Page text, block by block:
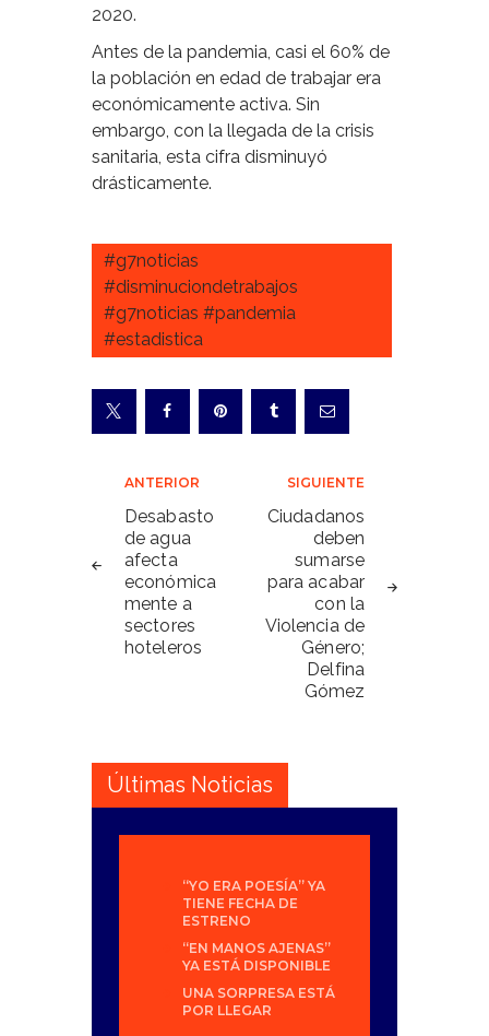
2020.
Antes de la pandemia, casi el 60% de
la población en edad de trabajar era
económicamente activa. Sin
embargo, con la llegada de la crisis
sanitaria, esta cifra disminuyó
drásticamente.
#g7noticias
#disminuciondetrabajos
#g7noticias #pandemia
#estadistica
Navegación
de
entradas
ANTERIOR
Desabasto
de agua
afecta
económica
mente a
sectores
hoteleros
SIGUIENTE
Ciudadanos
deben
sumarse
para acabar
con la
Violencia de
Género;
Delfina
Gómez
Últimas Noticias
“YO ERA POESÍA” YA
TIENE FECHA DE
ESTRENO
“EN MANOS AJENAS”
YA ESTÁ DISPONIBLE
UNA SORPRESA ESTÁ
POR LLEGAR